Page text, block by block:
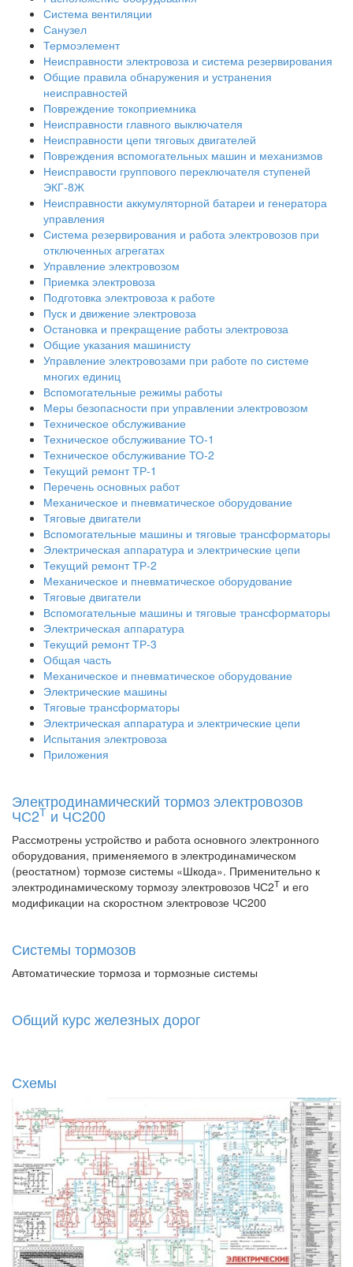
Система вентиляции
Санузел
Термоэлемент
Неисправности электровоза и система резервирования
Общие правила обнаружения и устранения
неисправностей
Повреждение токоприемника
Неисправности главного выключателя
Неисправности цепи тяговых двигателей
Повреждения вспомогательных машин и механизмов
Неисправости группового переключателя ступеней
ЭКГ-8Ж
Неисправности аккумуляторной батареи и генератора
управления
Система резервирования и работа электровозов при
отключенных агрегатах
Управление электровозом
Приемка электровоза
Подготовка электровоза к работе
Пуск и движение электровоза
Остановка и прекращение работы электровоза
Общие указания машинисту
Управление электровозами при работе по системе
многих единиц
Вспомогательные режимы работы
Меры безопасности при управлении электровозом
Техническое обслуживание
Техническое обслуживание ТО-1
Техническое обслуживание ТО-2
Текущий ремонт ТР-1
Перечень основных работ
Механическое и пневматическое оборудование
Тяговые двигатели
Вспомогательные машины и тяговые трансформаторы
Электрическая аппаратура и электрические цепи
Текущий ремонт ТР-2
Механическое и пневматическое оборудование
Тяговые двигатели
Вспомогательные машины и тяговые трансформаторы
Электрическая аппаратура
Текущий ремонт ТР-3
Общая часть
Механическое и пневматическое оборудование
Электрические машины
Тяговые трансформаторы
Электрическая аппаратура и электрические цепи
Испытания электровоза
Приложения
Электродинамический тормоз электровозов
ЧС2Т и ЧС200
Рассмотрены устройство и работа основного электронного
оборудования, применяемого в электродинамическом
(реостатном) тормозе системы «Шкода». Применительно к
электродинамическому тормозу электровозов ЧС2Т и его
модификации на скоростном электровозе ЧС200
Системы тормозов
Автоматические тормоза и тормозные системы
Общий курс железных дорог
Схемы